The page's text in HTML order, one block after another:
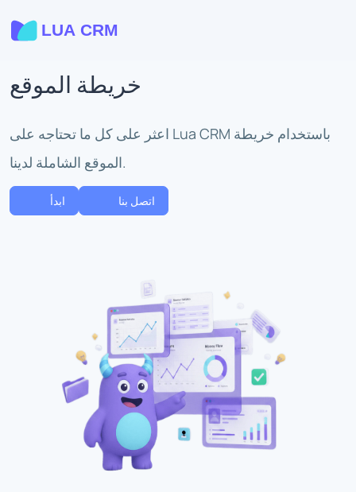
خريطة الموقع
اعثر على كل ما تحتاجه على Lua CRM باستخدام خريطة
الموقع الشاملة لدينا.
ابدأ اتصل بنا